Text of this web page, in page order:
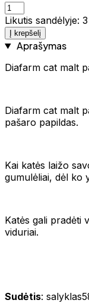
Likutis sandėlyje: 3
Į krepšelį
Aprašymas
Diafarm cat malt
Diafarm cat malt
pašaro papildas.
Kai katės laižo
gumulėliai, dėl ko
Katės gali pradėti
viduriai.
Sudėtis: